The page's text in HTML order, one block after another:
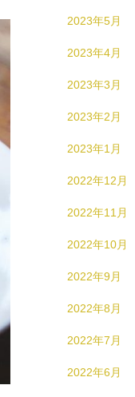
2023年5月
2023年4月
2023年3月
2023年2月
2023年1月
2022年12月
2022年11月
2022年10月
2022年9月
2022年8月
2022年7月
2022年6月